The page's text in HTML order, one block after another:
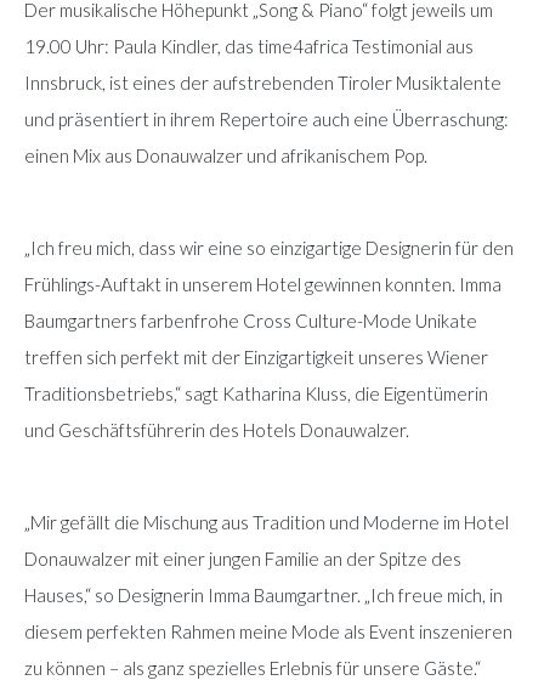
Der musikalische Höhepunkt „Song & Piano“ folgt jeweils um
19.00 Uhr: Paula Kindler, das time4africa Testimonial aus
Innsbruck, ist eines der aufstrebenden Tiroler Musiktalente
und präsentiert in ihrem Repertoire auch eine Überraschung:
einen Mix aus Donauwalzer und afrikanischem Pop.
„Ich freu mich, dass wir eine so einzigartige Designerin für den
Frühlings-Auftakt in unserem Hotel gewinnen konnten. Imma
Baumgartners farbenfrohe Cross Culture-Mode Unikate
treffen sich perfekt mit der Einzigartigkeit unseres Wiener
Traditionsbetriebs,“ sagt Katharina Kluss, die Eigentümerin
und Geschäftsführerin des Hotels Donauwalzer.
„Mir gefällt die Mischung aus Tradition und Moderne im Hotel
Donauwalzer mit einer jungen Familie an der Spitze des
Hauses,“ so Designerin Imma Baumgartner. „Ich freue mich, in
diesem perfekten Rahmen meine Mode als Event inszenieren
zu können – als ganz spezielles Erlebnis für unsere Gäste.“